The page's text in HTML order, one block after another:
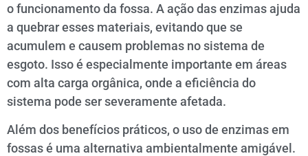
o funcionamento da fossa. A ação das enzimas ajuda
a quebrar esses materiais, evitando que se
acumulem e causem problemas no sistema de
esgoto. Isso é especialmente importante em áreas
com alta carga orgânica, onde a eficiência do
sistema pode ser severamente afetada.
Além dos benefícios práticos, o uso de enzimas em
fossas é uma alternativa ambientalmente amigável.